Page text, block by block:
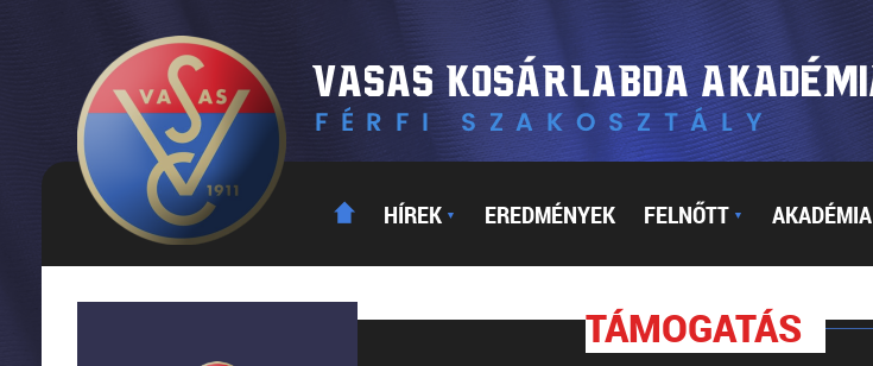
HÍREK ▼ EREDMÉNYEK FELNŐTT ▼ AKADÉMIA
TÁMOGATÁS